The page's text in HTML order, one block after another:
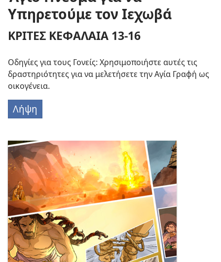
Υπηρετούμε τον Ιεχωβά
ΚΡΙΤΕΣ ΚΕΦΑΛΑΙΑ 13-16
Οδηγίες για τους Γονείς: Χρησιμοποιήστε αυτές τις
δραστηριότητες για να μελετήσετε την Αγία Γραφή ως
οικογένεια.
Λήψη